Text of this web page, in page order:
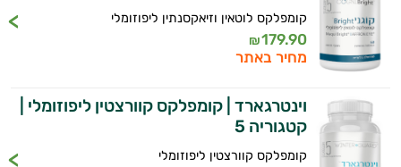
קומפלקס לוטאין וזיאקסנתין ליפוזומלי
179.90
₪
מחיר באתר
וינטרגארד | קומפלקס קוורצטין ליפוזומלי |
קטגוריה 5
קומפלקס קוורצטין ליפוזומלי